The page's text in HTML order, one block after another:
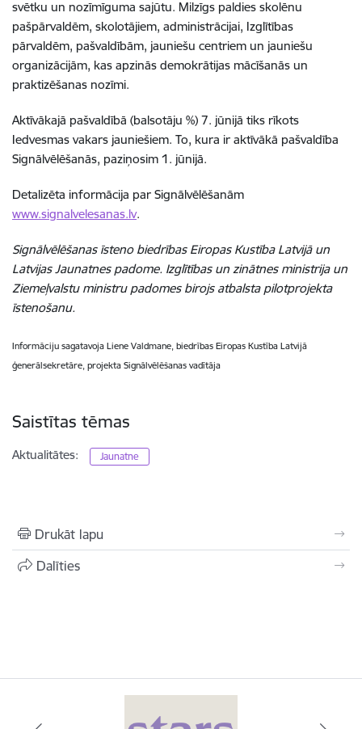
svētku un nozīmīguma sajūtu. Milzīgs paldies skolēnu
pašpārvaldēm, skolotājiem, administrācijai, Izglītības
pārvaldēm, pašvaldībām, jauniešu centriem un jauniešu
organizācijām, kas apzinās demokrātijas mācīšanās un
praktizēšanas nozīmi.
Aktīvākajā pašvaldībā (balsotāju %) 7. jūnijā tiks rīkots
Iedvesmas vakars jauniešiem. To, kura ir aktīvākā pašvaldība
Signālvēlēšanās, paziņosim 1. jūnijā.
Detalizēta informācija par Signālvēlēšanām
www.signalvelesanas.lv.
Signālvēlēšanas īsteno biedrības Eiropas Kustība Latvijā un
Latvijas Jaunatnes padome. Izglītības un zinātnes ministrija un
Ziemeļvalstu ministru padomes birojs atbalsta pilotprojekta
īstenošanu.
Informāciju sagatavoja Liene Valdmane, biedrības Eiropas Kustība Latvijā
ģenerālsekretāre, projekta Signālvēlēšanas vadītāja
Saistītas tēmas
Aktualitātes: Jaunatne
Drukāt lapu
Dalīties